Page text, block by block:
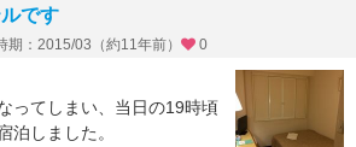
です
期：2015/03（約11年前） 0
ってしまい、当日の19時頃
泊しました。